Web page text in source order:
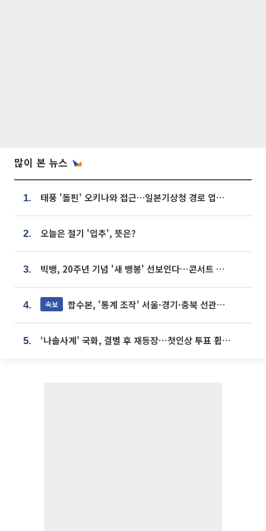
많이 본 뉴스
1. 태풍 '돌핀' 오키나와 접근…일본기상청 경로 업데이트
2. 오늘은 절기 '입추', 뜻은?
3. 빅뱅, 20주년 기념 '새 뱅봉' 선보인다⋯콘서트 앞두고 팝업 개최
4. 속보 합수본, '통계 조작' 서울·경기·충북 선관위 등 추가 압수수색
5. ‘나솔사계’ 국화, 결별 후 재등장⋯첫인상 투표 휩쓸고 ‘인기녀’ 등극